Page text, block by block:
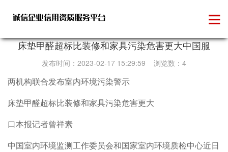
维权投诉
床垫甲醛超标比装修和家具污染危害更大中国服
发布时间：2023-02-17 15:29:59 浏览数：4
两机构联合发布室内环境污染警示
床垫甲醛超标比装修和家具污染危害更大
口本报记者曾祥素
中国室内环境监测工作委员会和国家室内环境质检中心近日